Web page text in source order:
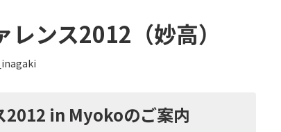
ンス2012（妙高）
2012 in Myokoのご案内